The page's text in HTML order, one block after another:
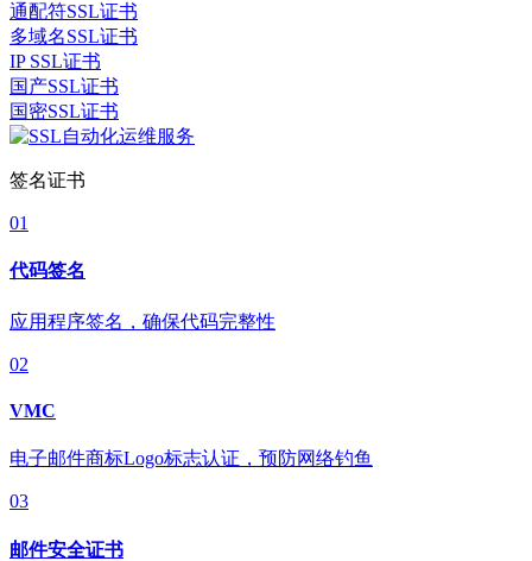
通配符SSL证书
多域名SSL证书
IP SSL证书
国产SSL证书
国密SSL证书
签名证书
01
代码签名
应用程序签名，确保代码完整性
02
VMC
电子邮件商标Logo标志认证，预防网络钓鱼
03
邮件安全证书